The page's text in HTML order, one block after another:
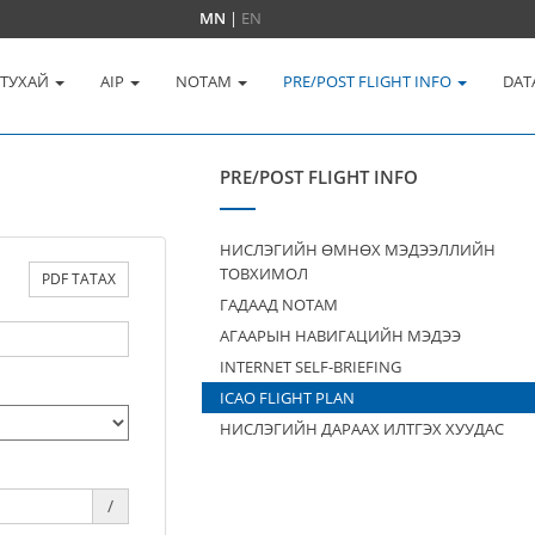
MN | EN
AIP NOTAM PRE/POST FLIGHT INFO
PDF ТАТАХ
/
PRE/POST FLIGHT INFO
НИСЛЭГИЙН ӨМНӨХ МЭДЭЭЛЛИЙН
ТОВХИМОЛ
ГАДААД NOTAM
АГААРЫН НАВИГАЦИЙН МЭДЭЭ
INTERNET SELF-BRIEFING
ICAO FLIGHT PLAN
НИСЛЭГИЙН ДАРААХ ИЛТГЭХ ХУУДАС